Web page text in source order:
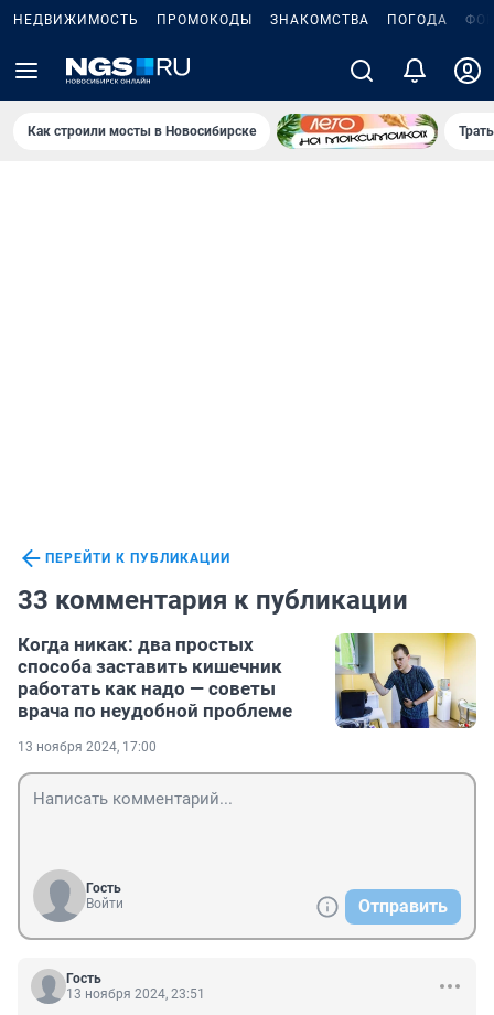
НЕДВИЖИМОСТЬ ПРОМОКОДЫ ЗНАКОМСТВА ПОГОДА
Как строили мосты в Новосибирске
ПЕРЕЙТИ К ПУБЛИКАЦИИ
33 комментария к публикации
Когда никак: два простых
способа заставить кишечник
работать как надо — советы
врача по неудобной проблеме
13 ноября 2024, 17:00
Гость
Войти
Отправить
Гость
13 ноября 2024, 23:51